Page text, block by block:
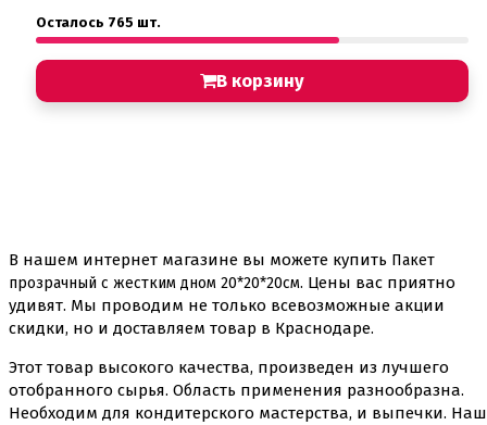
Осталось 765 шт.
В корзину
В нашем интернет магазине вы можете купить Пакет
прозрачный с жестким дном 20*20*20см. Цены вас приятно
удивят. Мы проводим не только всевозможные акции
скидки, но и доставляем товар в Краснодаре.
Этот товар высокого качества, произведен из лучшего
отобранного сырья. Область применения разнообразна.
Необходим для кондитерского мастерства, и выпечки. Наш